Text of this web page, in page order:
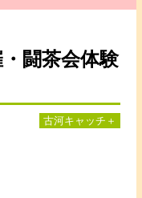
闘茶会体験
古河キャッチ＋